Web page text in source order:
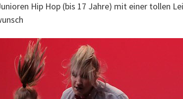
Hip Hop (bis 17 Jahre) mit einer tollen